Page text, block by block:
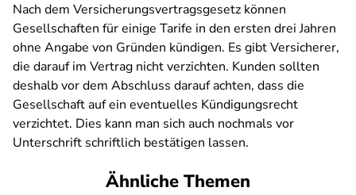
Nach dem Versicherungsvertragsgesetz können
Gesellschaften für einige Tarife in den ersten drei Jahren
ohne Angabe von Gründen kündigen. Es gibt Versicherer,
die darauf im Vertrag nicht verzichten. Kunden sollten
deshalb vor dem Abschluss darauf achten, dass die
Gesellschaft auf ein eventuelles Kündigungsrecht
verzichtet. Dies kann man sich auch nochmals vor
Unterschrift schriftlich bestätigen lassen.
Ähnliche Themen